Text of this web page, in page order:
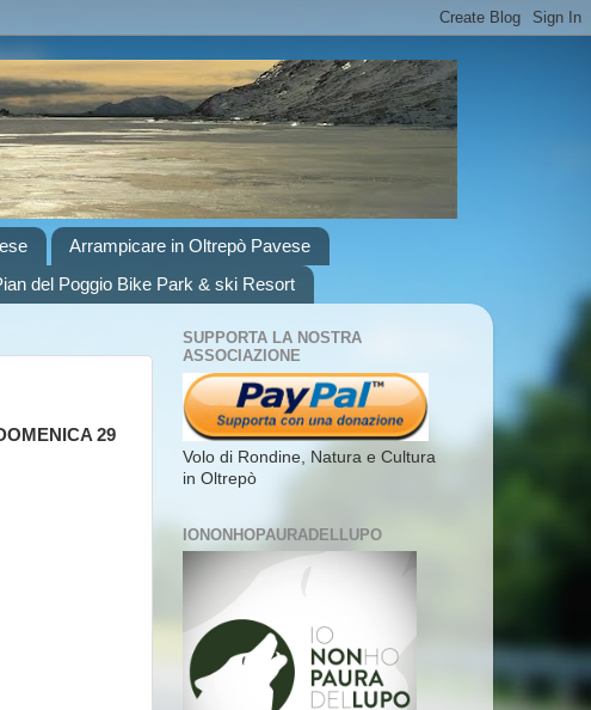
Arrampicare in Oltrepò Pavese
del Poggio Bike Park & ski Resort
29
SUPPORTA LA NOSTRA
ASSOCIAZIONE
Volo di Rondine, Natura e Cultura
in Oltrepò
IONONHOPAURADELLUPO